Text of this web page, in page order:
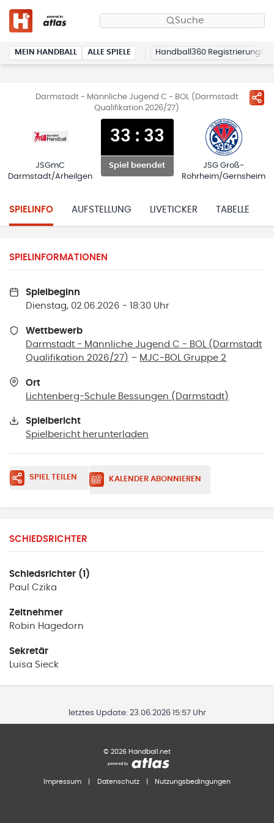
Suche
MEIN HANDBALL ALLE SPIELE Handball360 Registrierung
Darmstadt - Männliche Jugend C - BOL (Darmstadt
Qualifikation 2026/27)
JSGmC
Darmstadt/Arheilgen
33 : 33
Spiel beendet
JSG Groß-
Rohrheim/Gernsheim
SPIELINFO AUFSTELLUNG LIVETICKER TABELLE
SPIELINFORMATIONEN
Spielbeginn
Dienstag, 02.06.2026 - 18:30 Uhr
Wettbewerb
Darmstadt - Männliche Jugend C - BOL (Darmstadt
Qualifikation 2026/27) – MJC-BOL Gruppe 2
Ort
Lichtenberg-Schule Bessungen ( Darmstadt)
Spielbericht
Spielbericht herunterladen
SPIEL TEILEN KALENDER ABONNIEREN
SCHIEDSRICHTER
Schiedsrichter (1)
Paul Czika
Zeitnehmer
Robin Hagedorn
Sekretär
Luisa Sieck
letztes Update: 23.06.2026 15:57 Uhr
© 2026 Handball.net
Impressum Datenschutz Nutzungsbedingungen